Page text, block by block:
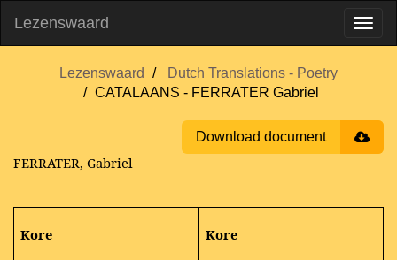
Lezenswaard
Lezenswaard
Dutch Translations - Poetry
CATALAANS - FERRATER Gabriel
Download document
FERRATER, Gabriel
Kore
Kore